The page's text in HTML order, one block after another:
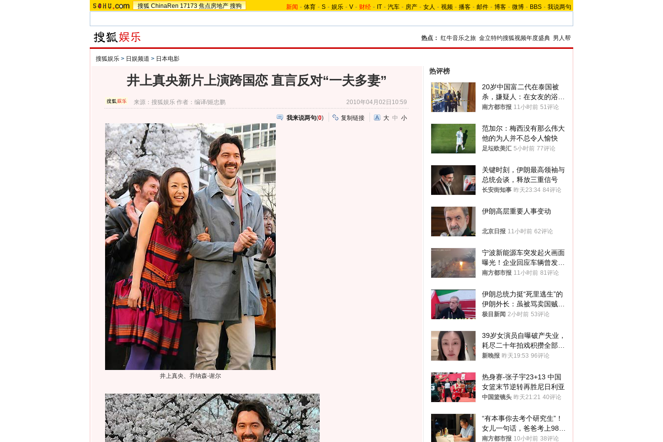
搜狐 ChinaRen 17173 焦点房地产 搜狗 新闻 - 体育 - S - 娱乐 - V - 财经 - IT - 汽车 - 房产 - 女人 - 视频 - 播客 - 邮件 - 博客 - 微博 - BBS - 我说两句
热点： 红牛音乐之旅 金立特约搜狐视频年度盛典 男人帮
搜狐娱乐 > 日娱频道 > 日本电影
井上真央新片上演跨国恋 直言反对“一夫多妻”
来源：搜狐娱乐 作者：编译/姬忠鹏 2010年04月02日10:59
我来说两句(0) 复制链接 大 中 小
井上真央、乔纳森-谢尔
热评榜
20岁中国富二代在泰国被
杀，嫌疑人：在女友的浴室
里发现了他
南方都市报 11小时前 51评论
范加尔：梅西没有那么伟大
他的为人并不总令人愉快
足坛欧美汇 5小时前 77评论
关键时刻，伊朗最高领袖与
总统会谈，释放三重信号
长安街知事 昨天23:34 84评论
伊朗高层重要人事变动
北京日报 11小时前 62评论
宁波新能源车突发起火画面
曝光！企业回应车辆曾发生
严重碰撞
南方都市报 11小时前 81评论
伊朗总统力挺“死里逃生”的
伊朗外长：虽被骂卖国贼、
被扔石块，他仍在夜以继日
极目新闻 2小时前 53评论
39岁女演员自曝破产失业，
耗尽二十年拍戏积攒全部积
蓄，日常生计只能依靠年迈
新晚报 昨天19:53 96评论
热身赛-张子宇23+13 中国
女篮末节逆转再胜尼日利亚
中国篮镜头 昨天21:21 40评论
“有本事你去考个研究生”！
女儿一句话，爸爸考上985
硕士
南方都市报 10小时前 38评论